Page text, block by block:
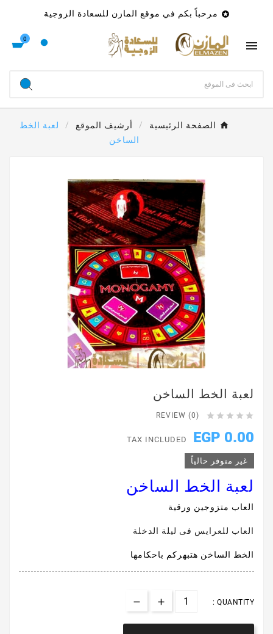
 مرحباً بكم في موقع المازن للسعادة الزوجية

0
الصفحة الرئيسية أرشيف الموقع
لعبة الخط
الساخن
لعبة الخط الساخن





REVIEW (0)
0.00 EGP
TAX INCLUDED
غير متوفر حالياً
لعبة الخط الساخن
العاب متزوجين ورقية
العاب للعرايس فى ليلة الدخلة
الخط الساخن هتبهركم باحكامها
QUANTITY :